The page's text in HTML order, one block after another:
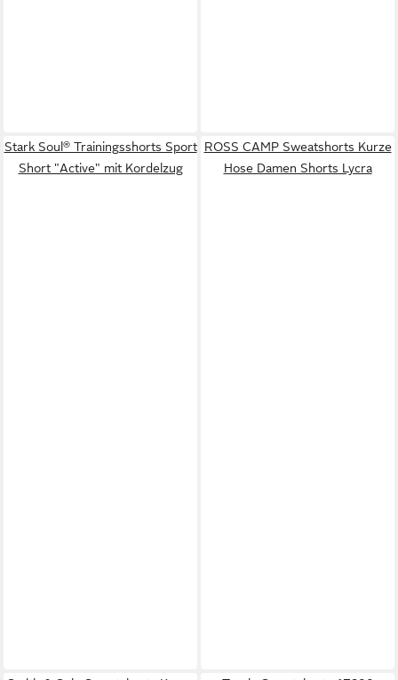
Stark Soul® Trainingsshorts Sport
Short "Active" mit Kordelzug
ROSS CAMP Sweatshorts Kurze
Hose Damen Shorts Lycra